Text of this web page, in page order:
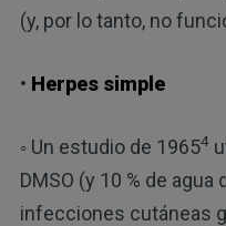
(y, por lo tanto, no
• Herpes simple
◦ Un estudio de 19654
DMSO (y 10 % de
infecciones cutáneas